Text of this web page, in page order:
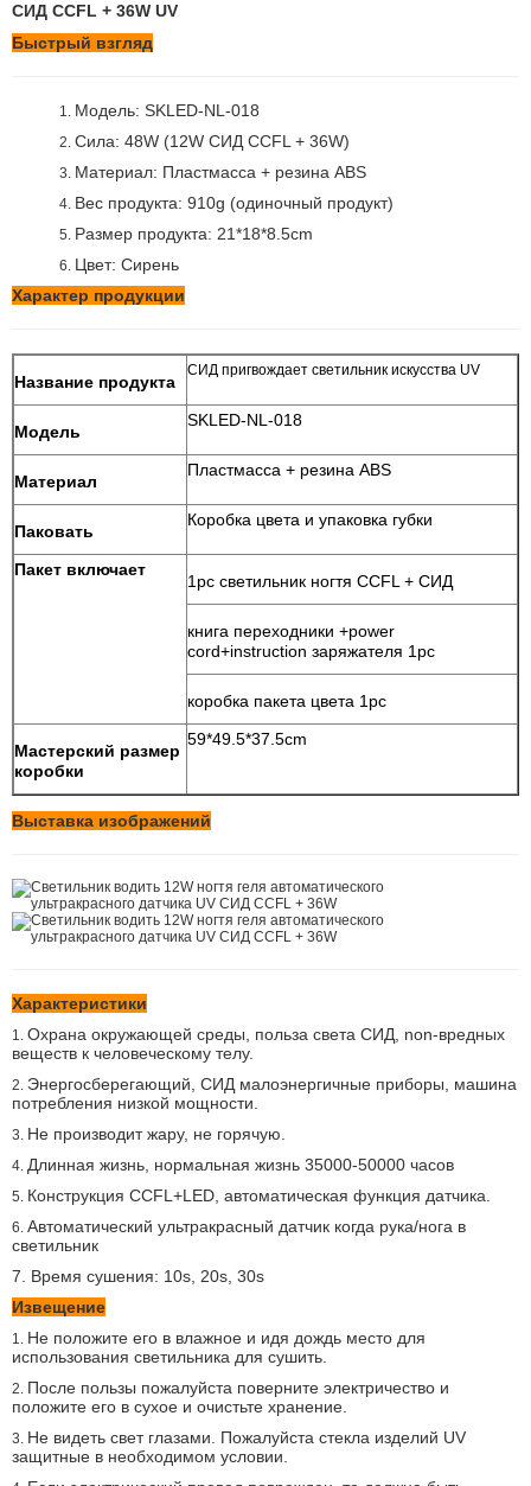
СИД CCFL + 36W UV
Быстрый взгляд
1. Модель: SKLED-NL-018
2. Сила: 48W (12W СИД CCFL + 36W)
3. Материал: Пластмасса + резина ABS
4. Вес продукта: 910g (одиночный продукт)
5. Размер продукта: 21*18*8.5cm
6. Цвет: Сирень
Характер продукции
Название продукта
СИД пригвождает светильник искусства UV
Модель
SKLED-NL-018
Материал
Пластмасса + резина ABS
Паковать
Коробка цвета и упаковка губки
Пакет включает
1pc светильник ногтя CCFL + СИД
книга переходники +power
cord+instruction заряжателя 1pc
коробка пакета цвета 1pc
Мастерский размер
коробки
59*49.5*37.5cm
Выставка изображений
Характеристики
1. Охрана окружающей среды, польза света СИД, non-вредных
веществ к человеческому телу.
2. Энергосберегающий, СИД малоэнергичные приборы, машина
потребления низкой мощности.
3. Не производит жару, не горячую.
4. Длинная жизнь, нормальная жизнь 35000-50000 часов
5. Конструкция CCFL+LED, автоматическая функция датчика.
6. Автоматический ультракрасный датчик когда рука/нога в
светильник
7. Время сушения: 10s, 20s, 30s
Извещение
1. Не положите его в влажное и идя дождь место для
использования светильника для сушить.
2. После пользы пожалуйста поверните электричество и
положите его в сухое и очистьте хранение.
3. Не видеть свет глазами. Пожалуйста стекла изделий UV
защитные в необходимом условии.